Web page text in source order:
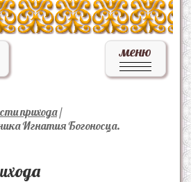
меню
прихода /
Игнатия Богоносца.